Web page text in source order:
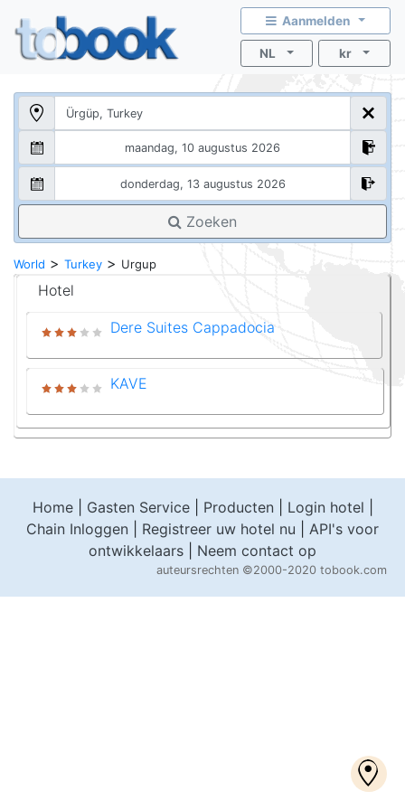
Aanmelden
NL kr
Zoeken
World > Turkey > Urgup
Hotel
Dere Suites Cappadocia
KAVE
Home| Gasten Service| Producten Login hotel
Chain Inloggen
Registreer uw hotel nu
API's voor
ontwikkelaars
Neem contact op
auteursrechten ©2000-2020 tobook.com